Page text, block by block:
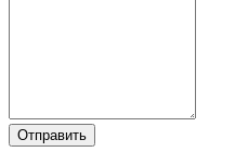
Отправить